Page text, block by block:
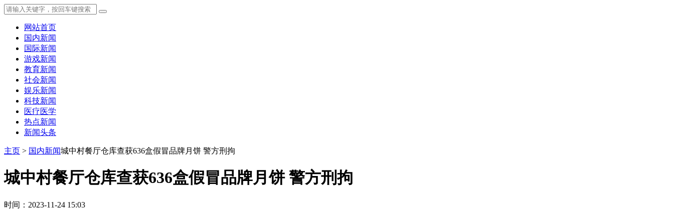
网站首页
国内新闻
国际新闻
游戏新闻
教育新闻
社会新闻
娱乐新闻
科技新闻
医疗医学
热点新闻
新闻头条
主页 > 国内新闻城中村餐厅仓库查获636盒假冒品牌月饼 警方刑拘
城中村餐厅仓库查获636盒假冒品牌月饼 警方刑拘
时间：2023-11-24 15:03